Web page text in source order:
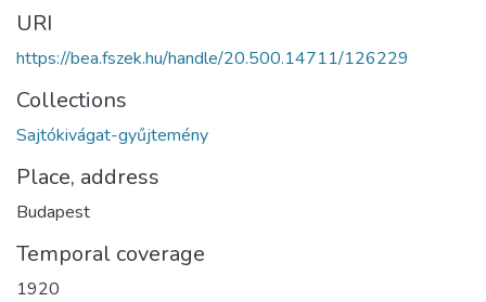
URI
https://bea.fszek.hu/handle/20.500.14711/126229
Collections
Sajtókivágat-gyűjtemény
Place, address
Budapest
Temporal coverage
1920